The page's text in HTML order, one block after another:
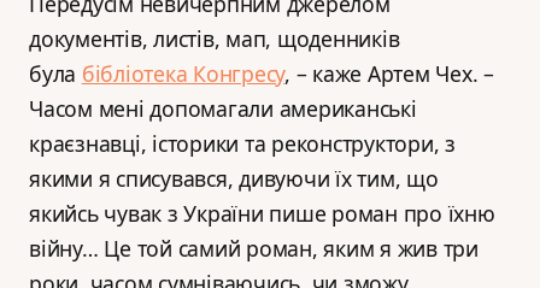
документів, листів, мап, щоденників
була бібліотека Конгресу, – каже Артем Чех. –
Часом мені допомагали американські
краєзнавці, історики та реконструктори, з
якими я списувався, дивуючи їх тим, що
якийсь чувак з України пише роман про їхню
війну… Це той самий роман, яким я жив три